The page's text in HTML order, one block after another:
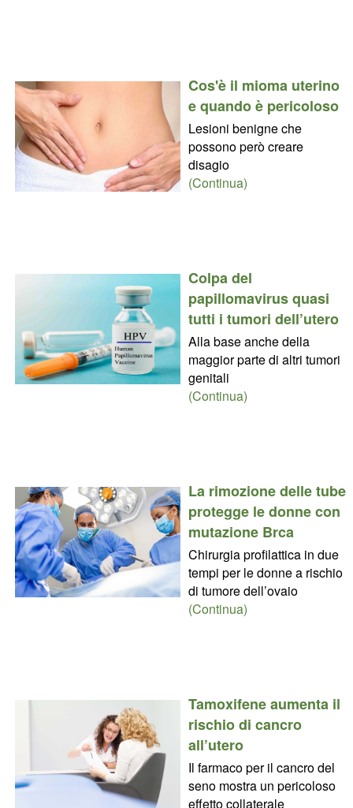
Cos'è il mioma uterino
e quando è pericoloso
Lesioni benigne che
possono però creare
disagio
(Continua)
Colpa del
papillomavirus quasi
tutti i tumori dell’utero
Alla base anche della
maggior parte di altri tumori
genitali
(Continua)
La rimozione delle tube
protegge le donne con
mutazione Brca
Chirurgia profilattica in due
tempi per le donne a rischio
di tumore dell’ovaio
(Continua)
Tamoxifene aumenta il
rischio di cancro
all’utero
Il farmaco per il cancro del
seno mostra un pericoloso
effetto collaterale